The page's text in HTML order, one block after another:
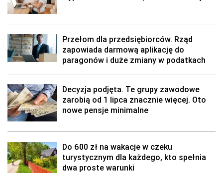
Przełom dla przedsiębiorców. Rząd
zapowiada darmową aplikację do
paragonów i duże zmiany w podatkach
Decyzja podjęta. Te grupy zawodowe
zarobią od 1 lipca znacznie więcej. Oto
nowe pensje minimalne
Do 600 zł na wakacje w czeku
turystycznym dla każdego, kto spełnia
dwa proste warunki